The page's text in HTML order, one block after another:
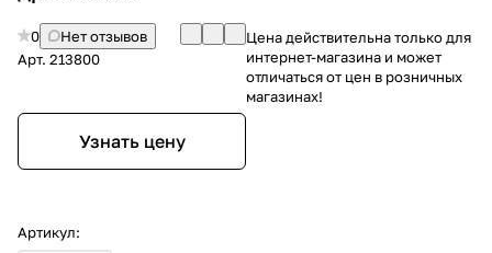
0
Нет отзывов
Арт. 213800
Узнать цену
Артикул:
Цена действительна только для
интернет-магазина и может
отличаться от цен в розничных
магазинах!